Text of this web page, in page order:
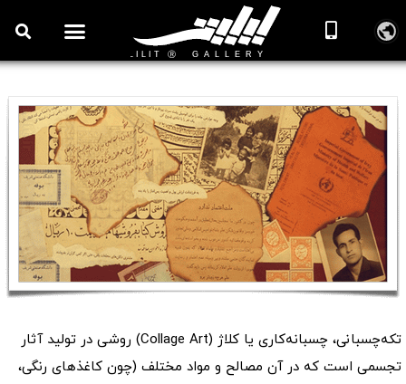
هنر کلاژ (تکه چسبانی)
تکه‌چسبانی، چسبانه‌کاری یا کلاژ (Collage Art) روشی در تولید آثار
تجسمی است که در آن مصالح و مواد مختلف (چون کاغذهای رنگی،